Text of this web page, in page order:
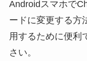
Androidスマホで
ードに変更する方
用するために便利
さい。